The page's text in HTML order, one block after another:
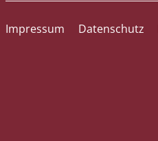
Impressum Datenschutz